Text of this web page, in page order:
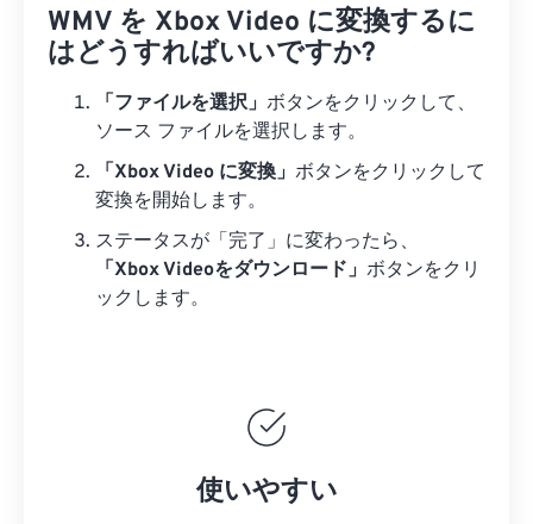
WMV を Xbox Video に変換するに
はどうすればいいですか?
「ファイルを選択」 ボタンをクリックして、
ソース ファイルを選択します。
「Xbox Video に変換」 ボタンをクリックして
変換を開始します。
ステータスが「完了」に変わったら、
「Xbox Videoをダウンロード」 ボタンをクリ
ックします。
使いやすい